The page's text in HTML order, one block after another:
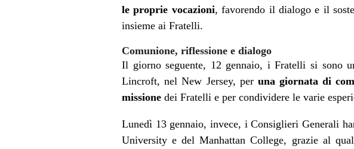
le proprie vocazioni, favorendo il dialogo e il
insieme ai Fratelli.
Comunione, riflessione e dialogo
Il giorno seguente, 12 gennaio, i Fratelli si sono
Lincroft, nel New Jersey, per una giornata di
missione dei Fratelli e per condividere le varie
Lunedì 13 gennaio, invece, i Consiglieri Generali
University e del Manhattan College, grazie al